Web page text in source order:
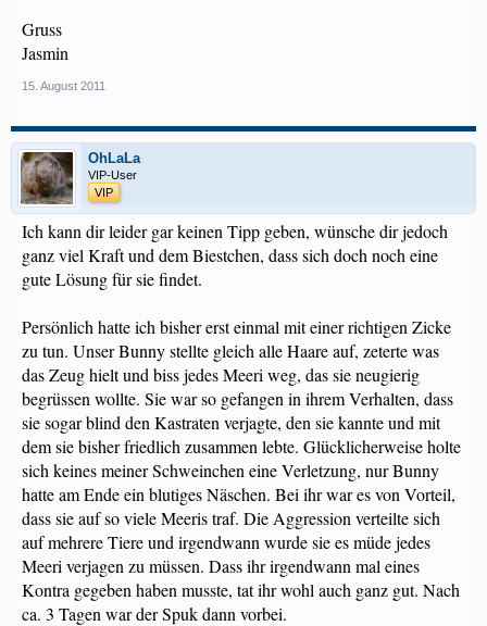
Gruss
Jasmin
15. August 2011
OhLaLa
VIP-User
VIP
Ich kann dir leider gar keinen Tipp geben, wünsche dir jedoch
ganz viel Kraft und dem Biestchen, dass sich doch noch eine
gute Lösung für sie findet.
Persönlich hatte ich bisher erst einmal mit einer richtigen Zicke
zu tun. Unser Bunny stellte gleich alle Haare auf, zeterte was
das Zeug hielt und biss jedes Meeri weg, das sie neugierig
begrüssen wollte. Sie war so gefangen in ihrem Verhalten, dass
sie sogar blind den Kastraten verjagte, den sie kannte und mit
dem sie bisher friedlich zusammen lebte. Glücklicherweise holte
sich keines meiner Schweinchen eine Verletzung, nur Bunny
hatte am Ende ein blutiges Näschen. Bei ihr war es von Vorteil,
dass sie auf so viele Meeris traf. Die Aggression verteilte sich
auf mehrere Tiere und irgendwann wurde sie es müde jedes
Meeri verjagen zu müssen. Dass ihr irgendwann mal eines
Kontra gegeben haben musste, tat ihr wohl auch ganz gut. Nach
ca. 3 Tagen war der Spuk dann vorbei.